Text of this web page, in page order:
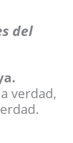
del
verdad,